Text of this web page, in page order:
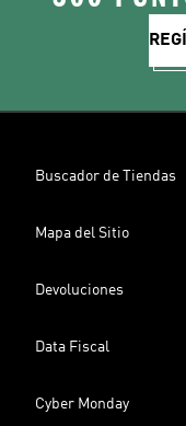
Buscador de Tiendas
Mapa del Sitio
Devoluciones
Data Fiscal
Cyber Monday